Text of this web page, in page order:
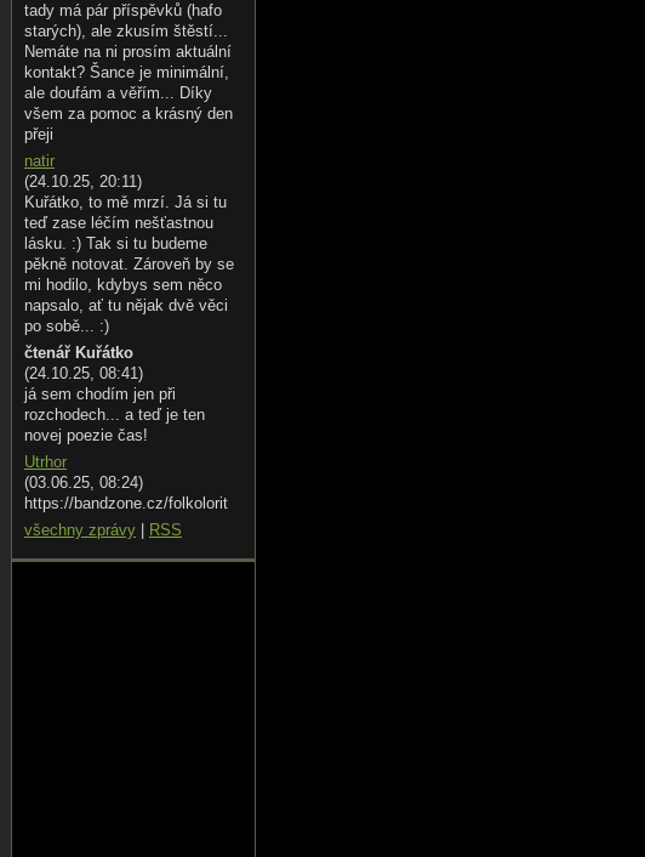
tady má pár příspěvků (hafo
starých), ale zkusím štěstí...
Nemáte na ni prosím aktuální
kontakt? Šance je minimální,
ale doufám a věřím... Díky
všem za pomoc a krásný den
přeji
natir
(24.10.25, 20:11)
Kuřátko, to mě mrzí. Já si tu
teď zase léčím nešťastnou
lásku. :) Tak si tu budeme
pěkně notovat. Zároveň by se
mi hodilo, kdybys sem něco
napsalo, ať tu nějak dvě věci
po sobě... :)
čtenář Kuřátko
(24.10.25, 08:41)
já sem chodím jen při
rozchodech... a teď je ten
novej poezie čas!
Utrhor
(03.06.25, 08:24)
https://bandzone.cz/folkolorit
všechny zprávy
RSS